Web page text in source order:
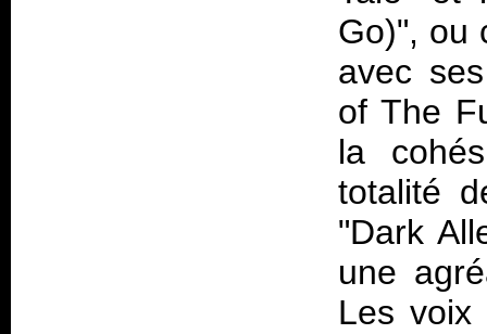
Go)", ou
avec
of The
la
totalité
"Dark
une
Les voix